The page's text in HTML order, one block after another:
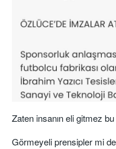
Zaten insanın eli gitmez
Görmeyeli prensipler mi